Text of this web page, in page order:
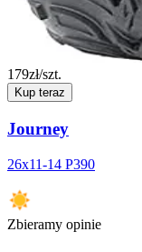
179zł/szt.
Kup teraz
Journey
26x11-14 P390
Zbieramy opinie